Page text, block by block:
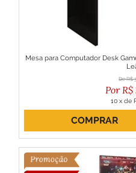
Mesa para Computador Desk
R$
R$
10 x de
ou R$
COMPRAR